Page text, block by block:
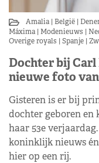
Amalia België
Máxima Modenieuws
Overige royals
Spanje
Dochter bij Carl
nieuwe foto
Gisteren is er bij
dochter geboren en
haar 53e
koninklijk nieuws
hier op een rij.